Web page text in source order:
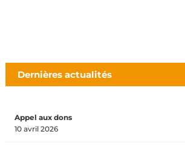
Dernières actualités
Appel aux dons
10 avril 2026